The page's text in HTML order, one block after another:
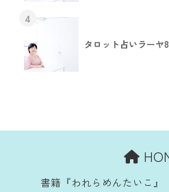
4
タロット占いラーヤ
書籍『われらめんたいこ』